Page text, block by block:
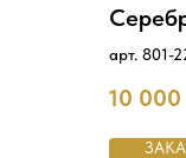
арт. 801-
10 000